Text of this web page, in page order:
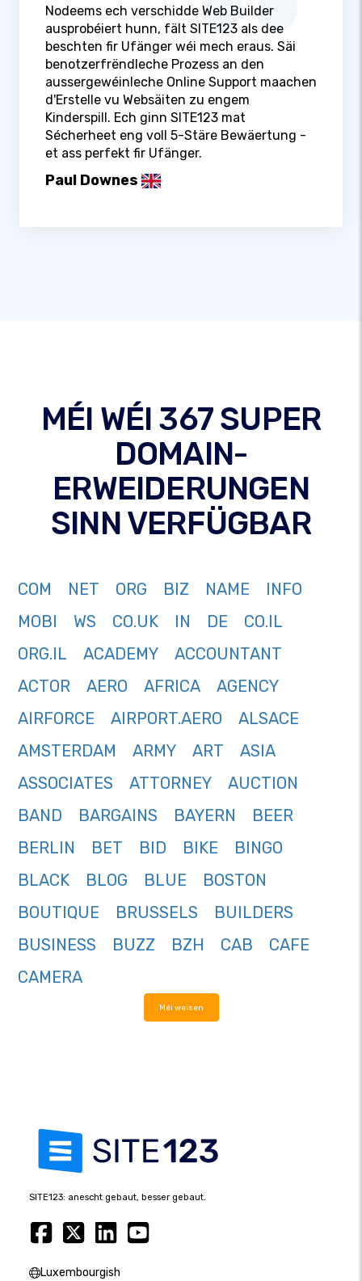
Nodeems ech verschidde Web Builder
ausprobéiert hunn, fält SITE123 als dee
beschten fir Ufänger wéi mech eraus. Säi
benotzerfrëndleche Prozess an den
aussergewéinleche Online Support maachen
d'Erstelle vu Websäiten zu engem
Kinderspill. Ech ginn SITE123 mat
Sécherheet eng voll 5-Stäre Bewäertung -
et ass perfekt fir Ufänger.
Paul Downes
MÉI WÉI 367 SUPER
DOMAIN-
ERWEIDERUNGEN
SINN VERFÜGBAR
COM NET ORG BIZ NAME
INFO
MOBI
WS CO.UK IN DE
CO.IL
ORG.IL
ACADEMY
ACCOUNTANT
ACTOR
AERO AFRICA
AGENCY
AIRFORCE
AIRPORT.AERO
ALSACE
AMSTERDAM
ARMY ART
ASIA
ASSOCIATES
ATTORNEY
AUCTION
BAND
BARGAINS BAYERN
BEER
BERLIN
BET BID BIKE
BINGO
BLACK
BLOG BLUE
BOSTON
BOUTIQUE
BRUSSELS
BUILDERS
BUSINESS
BUZZ BZH CAB
CAFE
CAMERA
Méi weisen
SITE123: anescht gebaut, besser gebaut.
Luxembourgish